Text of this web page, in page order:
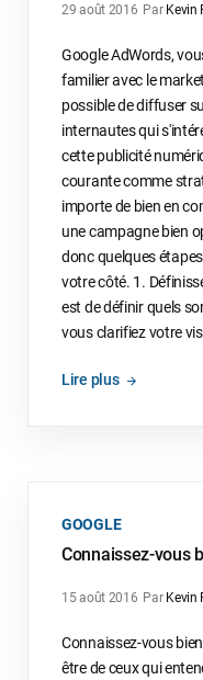
29 août 2016 Par Kevin
Google AdWords,
familier avec le
possible de diffuser
internautes qui
cette publicité
courante comme
importe de bien en
une campagne bien
donc quelques
votre côté. 1.
est de définir quels
vous clarifiez votre
Lire plus
GOOGLE
Connaissez-vous
15 août 2016 Par Kevin
Connaissez-vous
être de ceux qui